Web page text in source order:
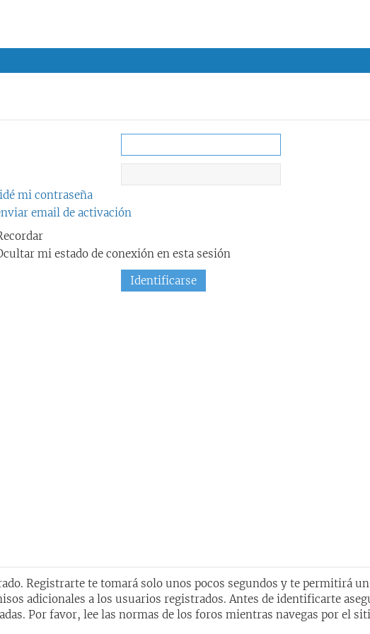
mi contraseña
email de activación
mi estado de conexión en esta sesión
Registrarte te tomará solo unos pocos segundos y te permitirá
adicionales a los usuarios registrados. Antes de identificarte
Por favor, lee las normas de los foros mientras navegas por el